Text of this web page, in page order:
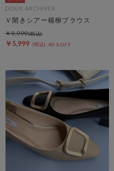
DOUX ARCHIVES
Ｖ開きシアー楊柳ブラウス
￥5,999 40％OFF
￥9,999